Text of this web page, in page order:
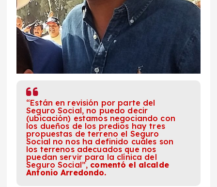
“Están en revisión por parte del
Seguro Social, no puedo decir
(ubicación) estamos negociando con
los dueños de los predios hay tres
propuestas de terreno el Seguro
Social no nos ha definido cuáles son
los terrenos adecuados que nos
puedan servir para la clínica del
Seguro Social”, comentó el alcalde
Antonio Arredondo.